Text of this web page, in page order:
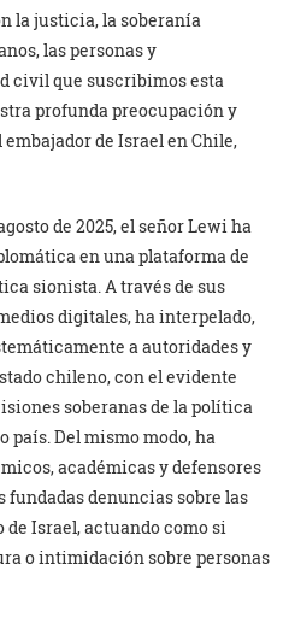
la justicia, la soberanía
las personas y
civil que suscribimos esta
profunda preocupación y
de Israel en Chile,
de 2025, el señor Lewi ha
en una plataforma de
sionista. A través de sus
digitales, ha interpelado,
a autoridades y
chileno, con el evidente
soberanas de la política
Del mismo modo, ha
académicas y defensores
fundadas denuncias sobre las
Israel, actuando como si
o intimidación sobre personas